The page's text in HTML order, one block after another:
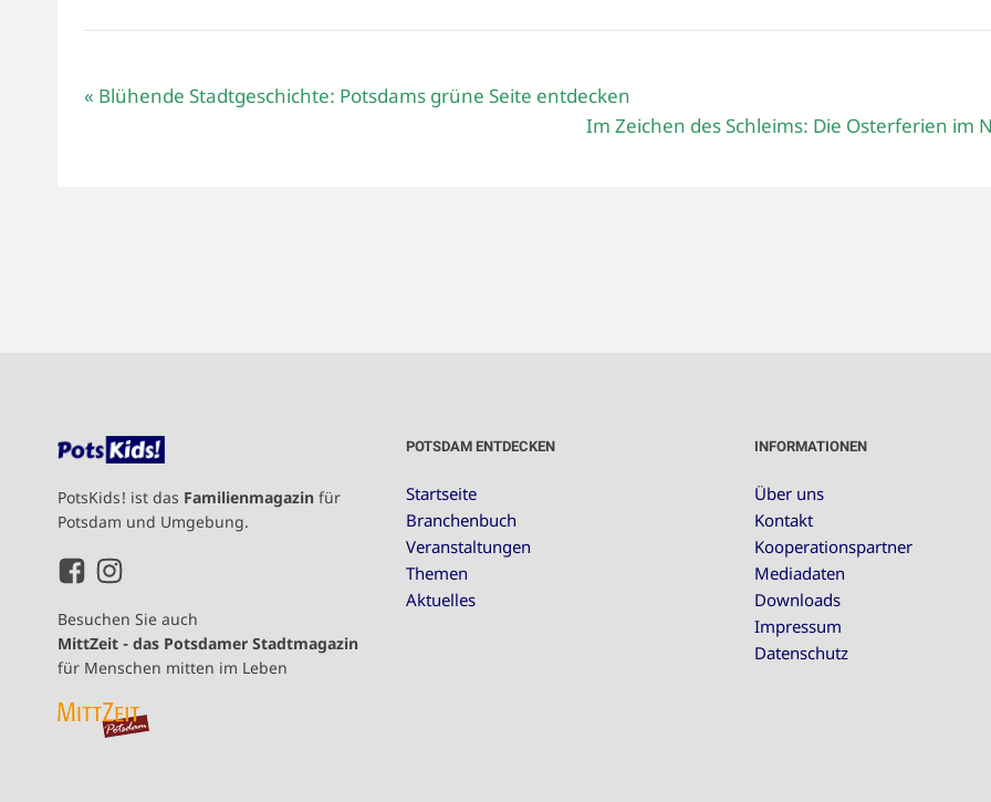
« Blühende Stadtgeschichte: Potsdams grüne Seite entdecken
Im Zeichen des Schleims: Die Osterferien im
PotsKids! ist das Familienmagazin für
Potsdam und Umgebung.
Besuchen Sie auch
MittZeit - das Potsdamer Stadtmagazin
für Menschen mitten im Leben
POTSDAM ENTDECKEN
Startseite
Branchenbuch
Veranstaltungen
Themen
Aktuelles
INFORMATIONEN
Über uns
Kontakt
Kooperationspartner
Mediadaten
Downloads
Impressum
Datenschutz